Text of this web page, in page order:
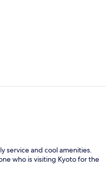
service and cool amenities.
who is visiting Kyoto for the